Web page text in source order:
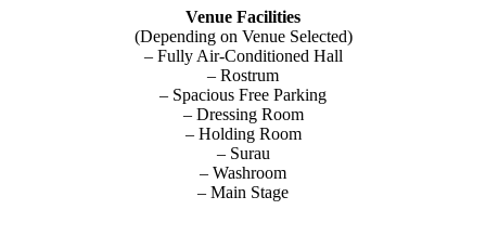
Venue Facilities
(Depending on Venue Selected)
– Fully Air-Conditioned Hall
– Rostrum
– Spacious Free Parking
– Dressing Room
– Holding Room
– Surau
– Washroom
– Main Stage